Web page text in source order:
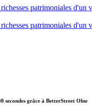
patrimoniales d'un
patrimoniales d'un
secondes grâce à BetterStreet Olne